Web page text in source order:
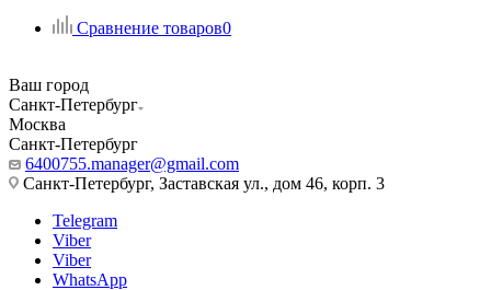
Сравнение товаров0
Ваш город
Санкт-Петербург
Москва
Санкт-Петербург
6400755.manager@gmail.com
Санкт-Петербург, Заставская ул., дом 46, корп. 3
Telegram
Viber
Viber
WhatsApp